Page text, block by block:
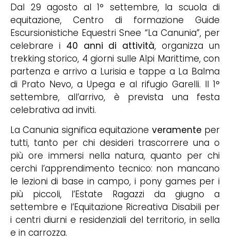
Dal 29 agosto al 1° settembre, la scuola di
equitazione, Centro di formazione Guide
Escursionistiche Equestri Snee “La Canunia”, per
celebrare i 40 anni di attività, organizza un
trekking storico, 4 giorni sulle Alpi Marittime, con
partenza e arrivo a Lurisia e tappe a La Balma
di Prato Nevo, a Upega e al rifugio Garelli. Il 1°
settembre, all’arrivo, è prevista una festa
celebrativa ad inviti.
La Canunia significa equitazione veramente per
tutti, tanto per chi desideri trascorrere una o
più ore immersi nella natura, quanto per chi
cerchi l’apprendimento tecnico: non mancano
le lezioni di base in campo, i pony games per i
più piccoli, l’Estate Ragazzi da giugno a
settembre e l’Equitazione Ricreativa Disabili per
i centri diurni e residenziali del territorio, in sella
e in carrozza.